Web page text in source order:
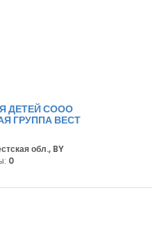
ДЕТЕЙ СООО
ГРУППА ВЕСТ
обл., BY
0